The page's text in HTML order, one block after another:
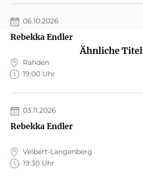
06.10.2026
Rebekka Endler
Rahden
19:00 Uhr
03.11.2026
Rebekka Endler
Velbert-Langenberg
19:30 Uhr
Ähnliche Titel